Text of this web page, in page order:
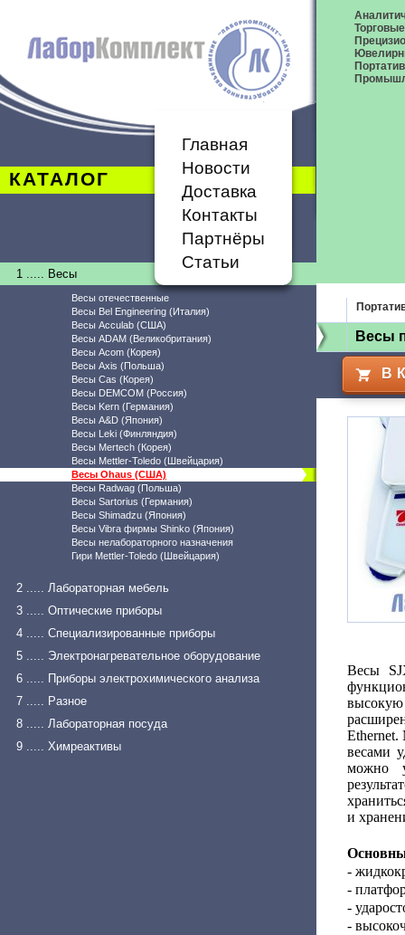
КАТАЛОГ
Главная
Новости
Доставка
Контакты
Партнёры
Статьи
1 ..... Весы
Весы отечественные
Весы Bel Engineering (Италия)
Весы Acculab (США)
Весы ADAM (Великобритания)
Весы Acom (Корея)
Весы Axis (Польша)
Весы Cas (Корея)
Весы DEMCOM (Россия)
Весы Kern (Германия)
Весы A&D (Япония)
Весы Leki (Финляндия)
Весы Mertech (Корея)
Весы Mettler-Toledo (Швейцария)
Весы Ohaus (США)
Весы Radwag (Польша)
Весы Sartorius (Германия)
Весы Shimadzu (Япония)
Весы Vibra фирмы Shinko (Япония)
Весы нелабораторного назначения
Гири Mettler-Toledo (Швейцария)
2 ..... Лабораторная мебель
3 ..... Оптические приборы
4 ..... Специализированные приборы
5 ..... Электронагревательное оборудование
6 ..... Приборы электрохимического анализа
7 ..... Разное
8 ..... Лабораторная посуда
9 ..... Химреактивы
Весы
В
Весы
Ethernet.
весами
можно
и
-
-
-
-